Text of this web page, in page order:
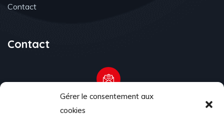
Gérer le consentement aux
cookies
Contact
Contact
associationacr98@gmail.com